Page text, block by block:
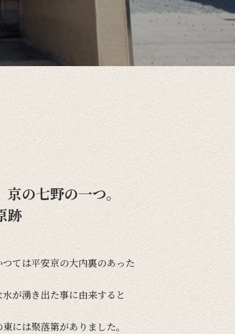
の七野の一つ。
跡
つては平安京の大内裏のあった
水が湧き出た事に由来すると
東には聚落第がありました。